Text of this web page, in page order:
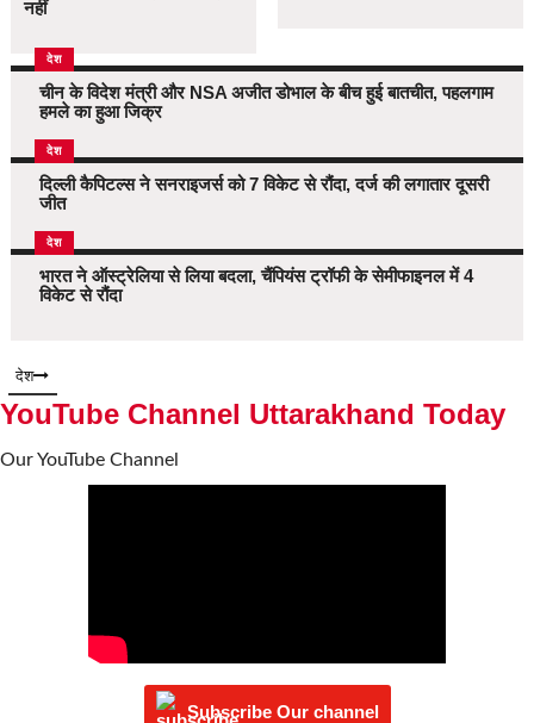
नहीं
देश
चीन के विदेश मंत्री और NSA अजीत डोभाल के बीच हुई बातचीत, पहलगाम
हमले का हुआ जिक्र
देश
दिल्ली कैपिटल्स ने सनराइजर्स को 7 विकेट से रौंदा, दर्ज की लगातार दूसरी
जीत
देश
भारत ने ऑस्ट्रेलिया से लिया बदला, चैंपियंस ट्रॉफी के सेमीफाइनल में 4
विकेट से रौंदा
देश
YouTube Channel Uttarakhand Today
Our YouTube Channel
Subscribe Our channel